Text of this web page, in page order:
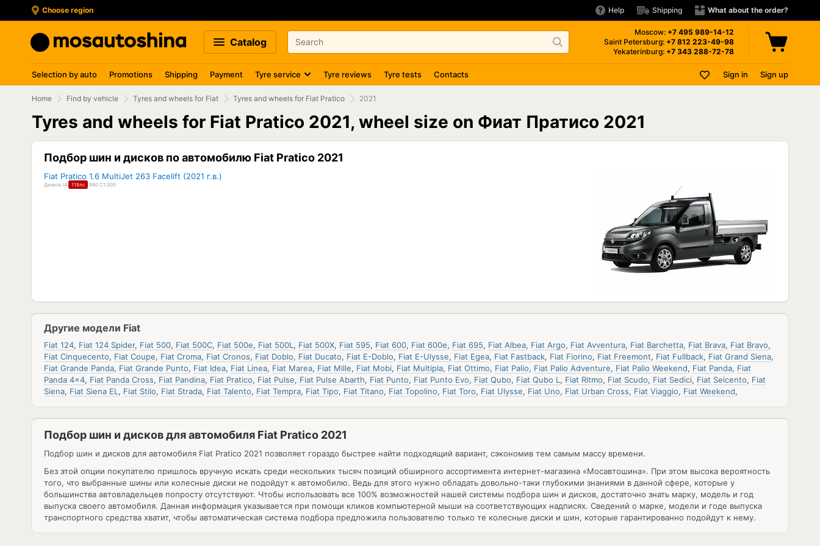
Choose region Help Shipping What about the order?
Catalog
Moscow: +7 495 989-14-12
Saint Petersburg: +7 812 223-49-98
Yekaterinburg: +7 343 288-72-78
Selection by auto Promotions Shipping Payment Tyre service Tyre reviews Tyre tests Contacts Sign in Sign up
Home Find by vehicle Tyres and wheels for Fiat Tyres and wheels for Fiat Pratico 2021
Tyres and wheels for Fiat Pratico 2021, wheel size on Фиат Пратисо 2021
Подбор шин и дисков по автомобилю Fiat Pratico 2021
Fiat Pratico 1.6 MultiJet 263 Facelift (2021 г.в.)
Дизель I4 118лс 940 C1.000
Другие модели Fiat
Fiat 124, Fiat 124 Spider, Fiat 500, Fiat 500C, Fiat 500e, Fiat 500L , Fiat 500X, Fiat 595, Fiat 600, Fiat 600e, Fiat 695, Fiat Albea, Fiat Argo, Fiat Avventura, Fiat Barchetta, Fiat Brava, Fiat Bravo,
Fiat Cinquecento, Fiat Coupe, Fiat Croma, Fiat Cronos, Fiat Doblo, Fiat Ducato, Fiat E-Doblo, Fiat E-Ulysse, Fiat Egea, Fiat Fastback, Fiat Fiorino, Fiat Freemont, Fiat Fullback, Fiat Grand Siena,
Fiat Grande Panda, Fiat Grande Punto, Fiat Idea, Fiat Linea, Fiat Marea, Fiat Mille, Fiat Mobi, Fiat Multipla, Fiat Ottimo, Fiat Palio, Fiat Palio Adventure, Fiat Palio Weekend, Fiat Panda, Fiat
Panda 4x4, Fiat Panda Cross, Fiat Pandina, Fiat Pratico, Fiat Pulse, Fiat Pulse Abarth, Fiat Punto, Fiat Punto Evo, Fiat Qubo, Fiat Qubo L , Fiat Ritmo, Fiat Scudo, Fiat Sedici, Fiat Seicento, Fiat
Siena, Fiat Siena EL , Fiat Stilo, Fiat Strada, Fiat Talento, Fiat Tempra, Fiat Tipo, Fiat Titano, Fiat Topolino, Fiat Toro, Fiat Ulysse, Fiat Uno, Fiat Urban Cross, Fiat Viaggio, Fiat Weekend,
Подбор шин и дисков для автомобиля Fiat Pratico 2021
Подбор шин и дисков для автомобиля Fiat Pratico 2021 позволяет гораздо быстрее найти подходящий вариант, сэкономив тем самым массу времени.
Без этой опции покупателю пришлось вручную искать среди нескольких тысяч позиций обширного ассортимента интернет-магазина «Мосавтошина». При этом высока вероятность
того, что выбранные шины или колесные диски не подойдут к автомобилю. Ведь для этого нужно обладать довольно-таки глубокими знаниями в данной сфере, которые у
большинства автовладельцев попросту отсутствуют. Чтобы использовать все 100% возможностей нашей системы подбора шин и дисков, достаточно знать марку, модель и год
выпуска своего автомобиля. Данная информация указывается при помощи кликов компьютерной мыши на соответствующих надписях. Сведений о марке, модели и годе выпуска
транспортного средства хватит, чтобы автоматическая система подбора предложила пользователю только те колесные диски и шин, которые гарантированно подойдут к нему.